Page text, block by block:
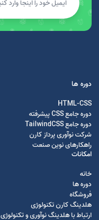
دوره ها
HTML-CSS
دوره جامع CSS پیشرفته
دوره جامع TailwindCSS
شرکت نوآوری پرداز کارن
راهکارهای نوین صنعت
امکانات
خانه
دوره ها
فروشگاه
هلدینگ کارن تکنولوژی
ارتباط با هلدینگ نوآوری و تکنولوژی